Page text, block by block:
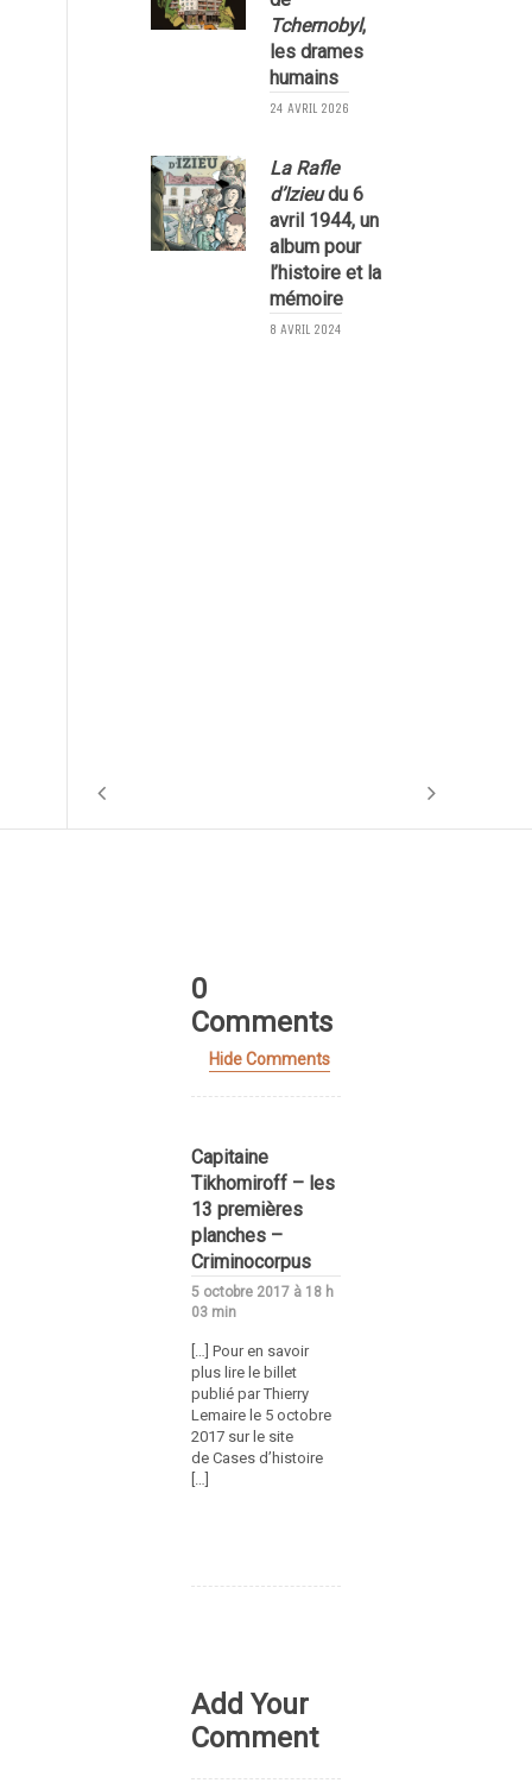
Tchernobyl,
les drames
humains
24 AVRIL 2026
La Rafle
d’Izieudu 6
avril 1944, un
album pour
l’histoire et la
mémoire
8 AVRIL 2024
0
Comments
Hide Comments
Capitaine
Tikhomiroff – les
13 premières
planches –
Criminocorpus
5 octobre 2017 à 18 h
03 min
[…] Pour en savoir
plus lire le billet
publié par Thierry
Lemaire le 5 octobre
2017 sur le site
de Cases d’histoire
[…]
Add Your
Comment